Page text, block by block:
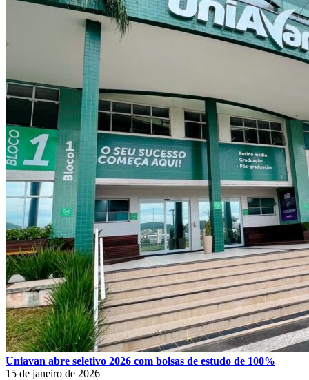
Uniavan abre seletivo 2026 com bolsas de estudo de 100%
15 de janeiro de 2026